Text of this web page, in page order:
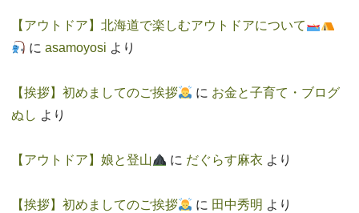
【アウトドア】北海道で楽しむアウトドアについて
に asamoyosi より
【挨拶】初めましてのご挨拶 に お金と子育て・ブログ
ぬし より
【アウトドア】娘と登山 に だぐらす麻衣 より
【挨拶】初めましてのご挨拶 に 田中秀明 より